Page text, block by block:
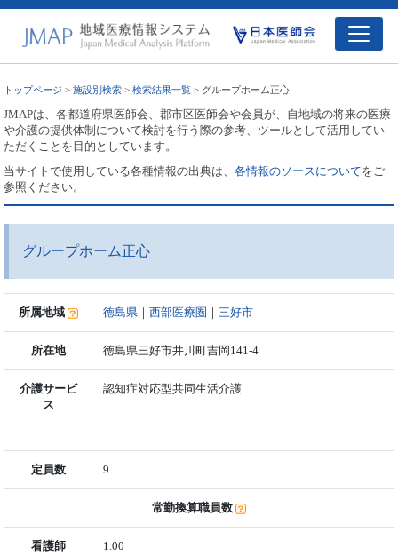
トップページ >施設別検索 >検索結果一覧 > グループホーム正心
JMAPは、各都道府県医師会、郡市区医師会や会員が、自地域の将来の医療
や介護の提供体制について検討を行う際の参考、ツールとして活用してい
ただくことを目的としています。
当サイトで使用している各種情報の出典は、各情報のソースについてをご
参照ください。
グループホーム正心
所属地域 徳島県 ｜西部医療圏 ｜ 三好市
所在地 徳島県三好市井川町吉岡141-4
介護サービ
ス
認知症対応型共同生活介護
定員数 9
常勤換算職員数
看護師 1.00